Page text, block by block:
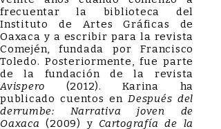
frecuentar la biblioteca del
Instituto de Artes Gráficas de
Oaxaca y a escribir para la revista
Comején, fundada por Francisco
Toledo. Posteriormente, fue parte
de la fundación de la revista
Avispero (2012). Karina ha
publicado cuentos en Después del
derrumbe: Narrativa joven de
Oaxaca (2009) y Cartografía de la